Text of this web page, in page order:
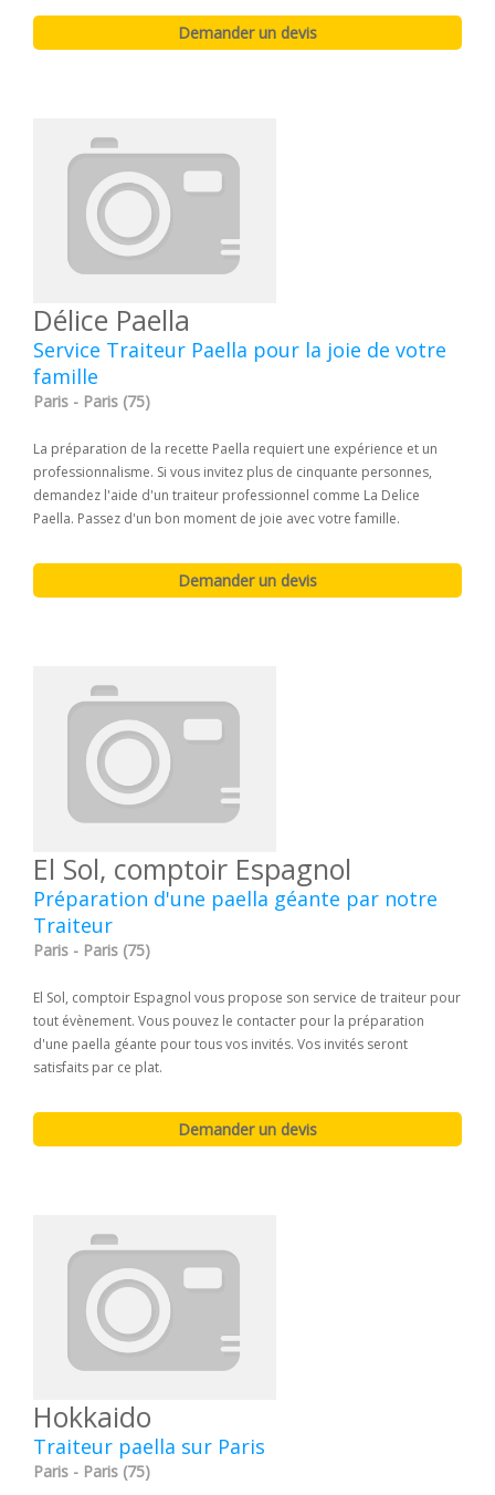
Délice Paella
Service Traiteur Paella pour la joie de votre
famille
Paris - Paris (75)
La préparation de la recette Paella requiert une expérience et un
professionnalisme. Si vous invitez plus de cinquante personnes,
demandez l'aide d'un traiteur professionnel comme La Delice
Paella. Passez d'un bon moment de joie avec votre famille.
El Sol, comptoir Espagnol
Préparation d'une paella géante par notre
Traiteur
Paris - Paris (75)
El Sol, comptoir Espagnol vous propose son service de traiteur pour
tout évènement. Vous pouvez le contacter pour la préparation
d'une paella géante pour tous vos invités. Vos invités seront
satisfaits par ce plat.
Hokkaido
Traiteur paella sur Paris
Paris - Paris (75)